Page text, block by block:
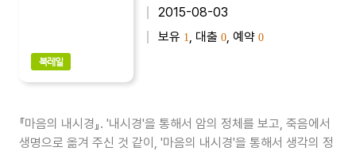
북레일
2015-08-03
보유 1 , 대출 0 , 예약 0
『마음의 내시경』. '내시경'을 통해서 암의 정체를 보고, 죽음에서
생명으로 옮겨 주신 것 같이, '마음의 내시경'을 통해서 생각의 정